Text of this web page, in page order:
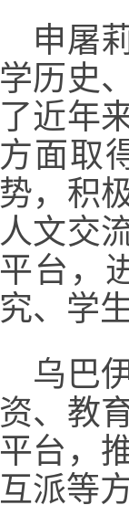
申屠
学历史
了近年
方面取
势，积
人文交
平台，
究、学
乌巴
资、教
平台，
互派等